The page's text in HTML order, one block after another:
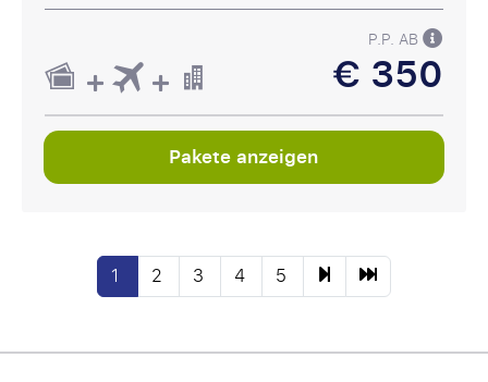
P.P. AB
€ 350
Pakete anzeigen
1 2 3 4 5